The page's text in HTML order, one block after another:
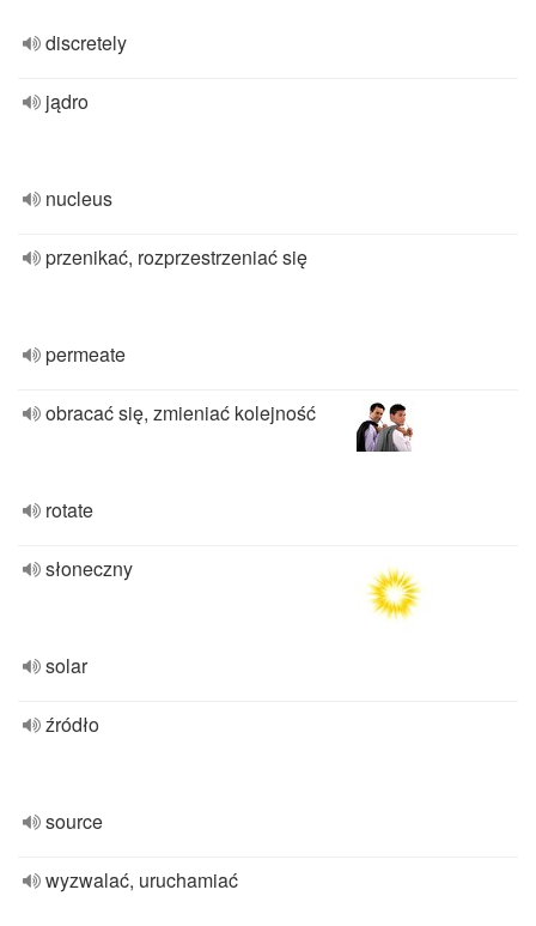
discretely
jądro
nucleus
przenikać, rozprzestrzeniać się
permeate
obracać się, zmieniać kolejność
rotate
słoneczny
solar
źródło
source
wyzwalać, uruchamiać